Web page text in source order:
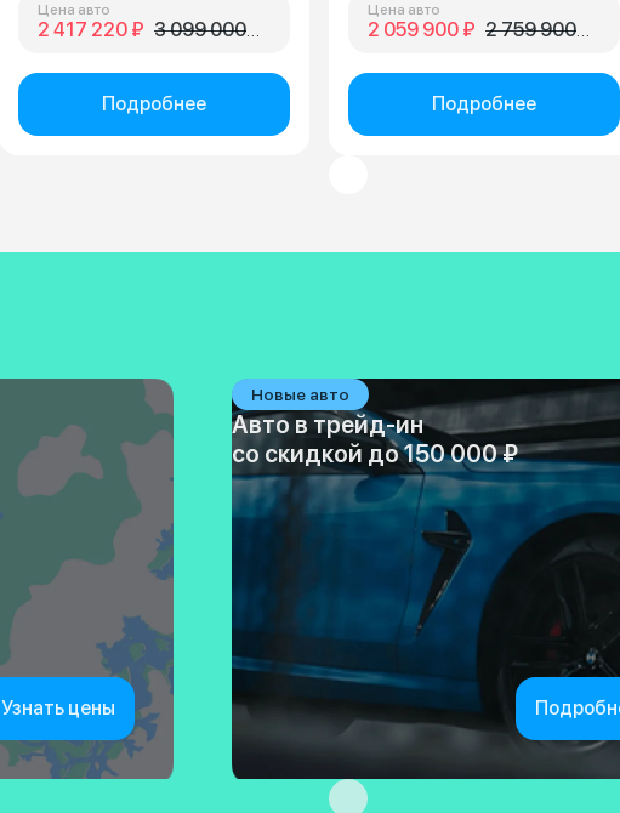
Цена авто
2 417 220 ₽ 3 099 000 ₽
Подробнее
Цена авто
2 059 900 ₽ 2 759 900 ₽
Подробнее
Узнать цены
Новые авто
Авто в трейд-ин
со скидкой до 150 000 ₽